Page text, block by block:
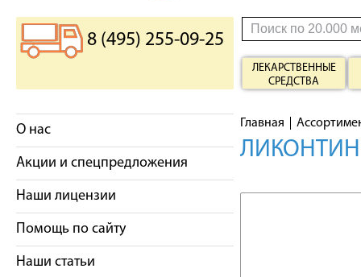
8 (495) 255-09-25
ЛЕКАРСТВЕННЫЕ
СРЕДСТВА
О нас
Акции и спецпредложения
Наши лицензии
Помощь по сайту
Наши статьи
Главная
ЛИКОНТИН